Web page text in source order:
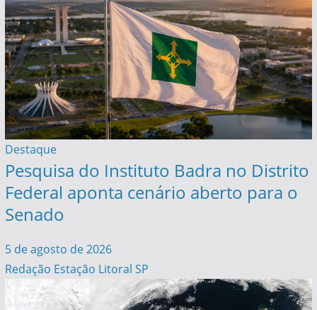
Destaque
Pesquisa do Instituto Badra no Distrito
Federal aponta cenário aberto para o
Senado
5 de agosto de 2026
Redação Estação Litoral SP